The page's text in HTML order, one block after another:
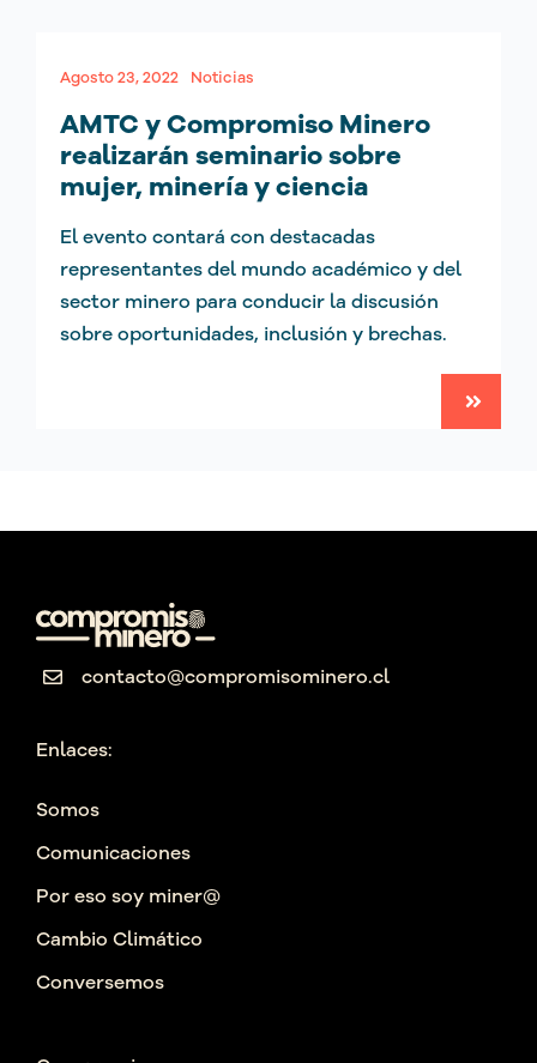
Agosto 23, 2022 Noticias
AMTC y Compromiso Minero
realizarán seminario sobre
mujer, minería y ciencia
El evento contará con destacadas
representantes del mundo académico y del
sector minero para conducir la discusión
sobre oportunidades, inclusión y brechas.
contacto@compromisominero.cl
Enlaces:
Somos
Comunicaciones
Por eso soy miner@
Cambio Climático
Conversemos